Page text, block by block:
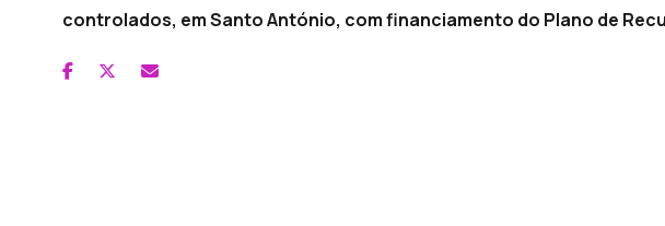
controlados, em Santo António, com financiamento do Plano de